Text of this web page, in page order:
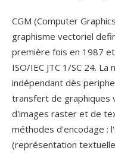
CGM (Computer
graphisme vectoriel
première fois en 1987
ISO/IEC JTC 1/SC 24.
indépendant dès
transfert de graphiques
d'images raster et de
méthodes d'encodage :
(représentation